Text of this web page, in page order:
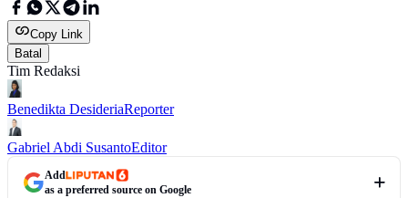
Copy Link
Batal
Tim Redaksi
Benedikta DesideriaReporter
Gabriel Abdi SusantoEditor
Add
as a preferred source on Google